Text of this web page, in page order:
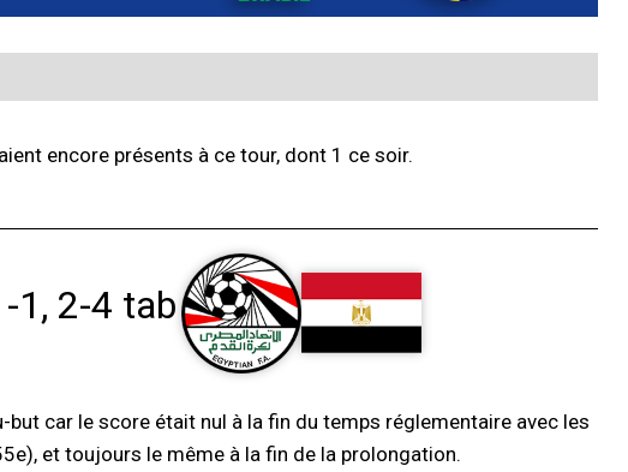
encore présents à ce tour, dont 1 ce soir.
1, 2-4 tab
but car le score était nul à la fin du temps réglementaire avec les
et toujours le même à la fin de la prolongation.